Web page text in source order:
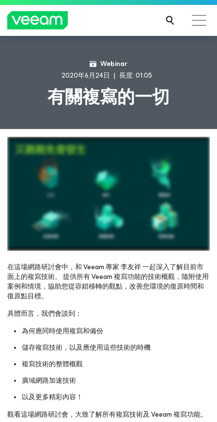
Webinar
2020年6月24日
長度: 01:05
有關複寫的一切
Please register to get access to watch the webinar
在這場網路研討會中‍，和 Veeam 專家 李友祥 一起深入了解目前市
面上的複寫技術‍。 提供所有 Veeam 複寫功能的技術概觀‍，隨附使用
案例和情境‍，協助您從容錯移轉的觀點‍，改善您環境的復原時間和
復原點目標‍。
具體而言‍，我們會談到‍：
為何應同時使用複寫和備份
儲存複寫技術‍，以及應使用這些技術的時機
複寫技術的整體概觀
廣域網路加速技術
以及更多精彩內容‍！
觀看這場網路研討會‍，大致了解所有複寫技術及 Veeam 複寫功能‍。